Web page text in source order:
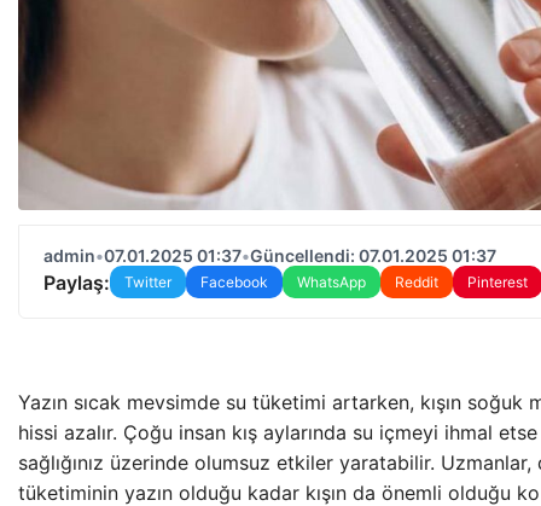
admin•07.01.2025 01:37•Güncellendi: 07.01.2025 01:37
Paylaş: Twitter Facebook WhatsApp Reddit Pinterest
Yazın sıcak mevsimde su tüketimi artarken, kışın soğuk
hissi azalır. Çoğu insan kış aylarında su içmeyi ihmal
sağlığınız üzerinde olumsuz etkiler yaratabilir. Uzmanlar,
tüketiminin yazın olduğu kadar kışın da önemli olduğu